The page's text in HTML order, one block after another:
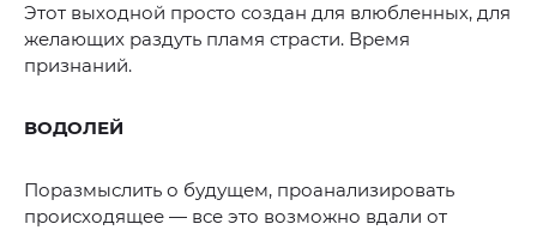
Этот выходной просто создан для влюбленных, для
желающих раздуть пламя страсти. Время
признаний.
ВОДОЛЕЙ
Поразмыслить о будущем, проанализировать
происходящее — все это возможно вдали от